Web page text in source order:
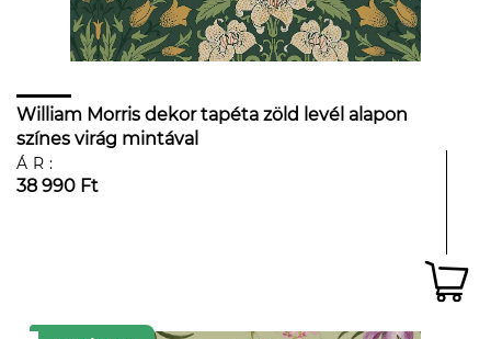
William Morris dekor tapéta zöld levél alapon
színes virág mintával
ÁR:
38 990 Ft